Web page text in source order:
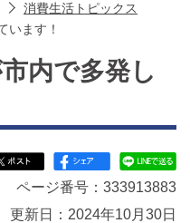
消費生活トピックス
います！
内で多発し
ページ番号：333913883
更新日：2024年10月30日